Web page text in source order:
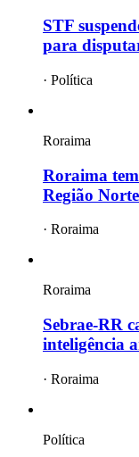
STF
para
· Política
Roraima
Roraima
Região
· Roraima
Roraima
Sebrae-RR
inteligência
· Roraima
Política